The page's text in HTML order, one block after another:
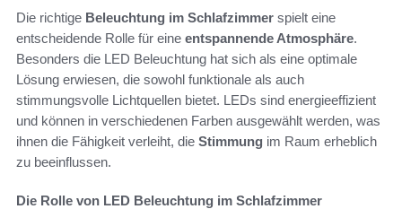
Die richtige Beleuchtung im Schlafzimmer spielt eine
entscheidende Rolle für eine entspannende Atmosphäre.
Besonders die LED Beleuchtung hat sich als eine optimale
Lösung erwiesen, die sowohl funktionale als auch
stimmungsvolle Lichtquellen bietet. LEDs sind energieeffizient
und können in verschiedenen Farben ausgewählt werden, was
ihnen die Fähigkeit verleiht, die Stimmung im Raum erheblich
zu beeinflussen.
Die Rolle von LED Beleuchtung im Schlafzimmer